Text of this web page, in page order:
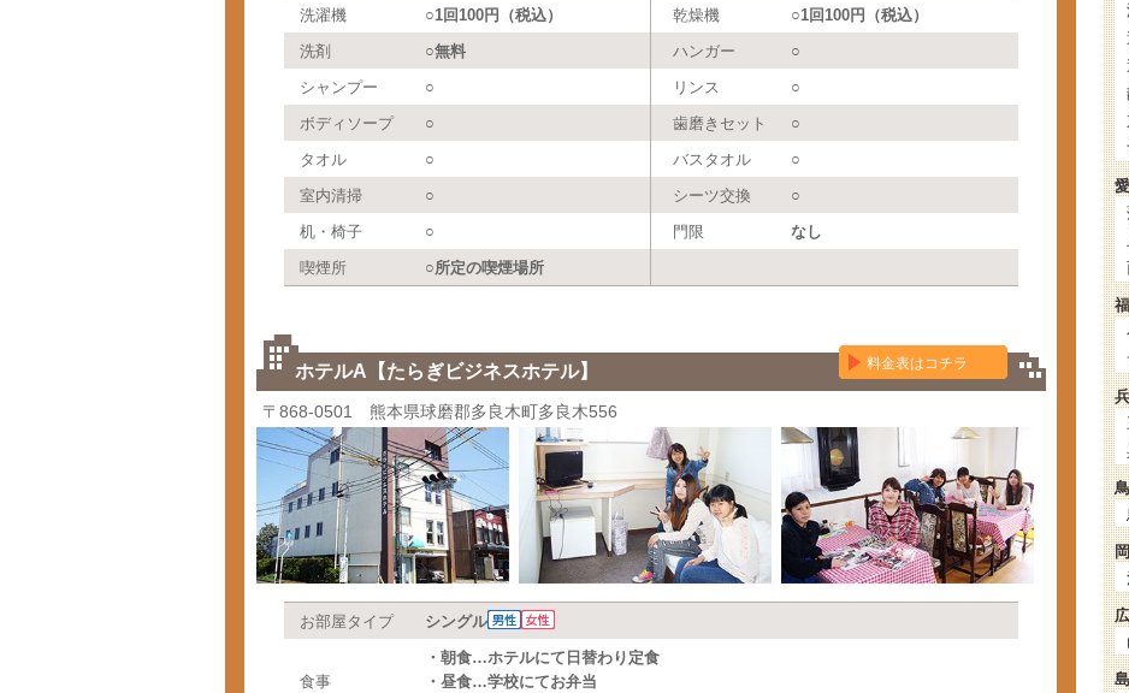
洗濯機
○1回100円（税込） 乾燥機
○1回100円（税込）
洗剤
○無料 ハンガー
○
シャンプー
○ リンス
○
ボディソープ
○ 歯磨きセット
○
タオル
○ バスタオル
○
室内清掃
○ シーツ交換
○
机・椅子
○ 門限
なし
喫煙所
○所定の喫煙場所
ホテルA【たらぎビジネスホテル】 料金表はコチラ
〒868-0501 熊本県球磨郡多良木町多良木556
お部屋タイプ シングル
食事
・朝食…ホテルにて日替わり定食
・昼食…学校にてお弁当